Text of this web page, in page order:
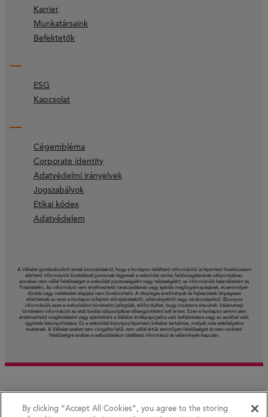
Karrier
Munkatársaink
Befektetők
ESG
Kapcsolat
Cégembléma
Corporate identity
Adatvédelmi irányelvek
Jogszabályok
Etikai kódex
Adatvédelem
A Vállalat gondoskodott annak biztosításáról, hogy a honlapon található információk (a hipertext hivatkozáson
elérhető információk kivételével) pontosak legyenek a weboldal utolsó felülvizsgálatának időpontjában,
azonban nem vállal felelősséget a weboldal pontosságáért vagy teljességéért, az információk használatáért és
frissítéséért. Az információ nem értelmezhető tanácsadásnak vagy ajánlás megfogalmazásának, és semmilyen
döntés vagy cselekedet alapjául nem hivatkozható. A tényleges eredmények és fejlesztések lényegesen
eltérhetnek az ezen a honlapon kifejtett előrejelzésektől, véleményektől vagy várakozásoktól. Bizonyos
információk ezen a weboldalon történelmi jellegűek, előfordulhat, hogy mostanra elavultak. Valamennyi
történelmi információt az első kiadás időpontjában elhangzottként kell érteni. Ezen a honlapon semmi sem
értelmezhető meghívásként vagy ajánlatként a Vállalat értékpapírjaiba való befektetésre vagy az azokkal való
ügyletek lebonyolítására. Ez a weboldal bizonyos hipertext-linkeket tartalmaz, melyek más webhelyekre
mutatnak. A Vállalat ezeket nem vizsgálta felül, nem vállal értük semmilyen felelősséget és nem vonható
felelősségre ezeken a weboldalakon található információ és vélemények kapcsán.
By clicking “Accept All Cookies”, you agree to the storing